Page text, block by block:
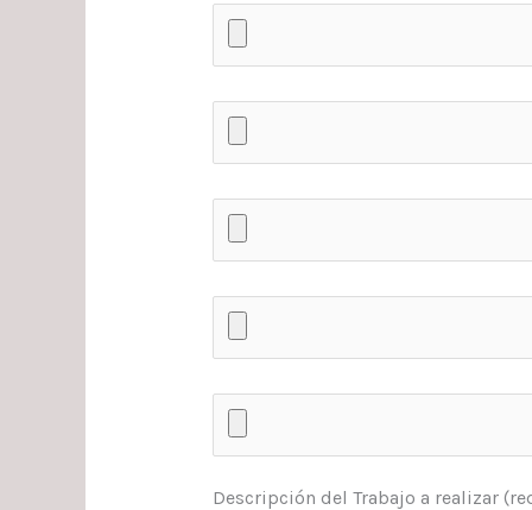
Descripción del Trabajo a realizar